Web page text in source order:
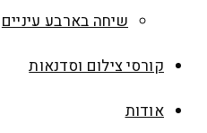
שיחה בארבע עיניים
קורסי צילום וסדנאות
אודות